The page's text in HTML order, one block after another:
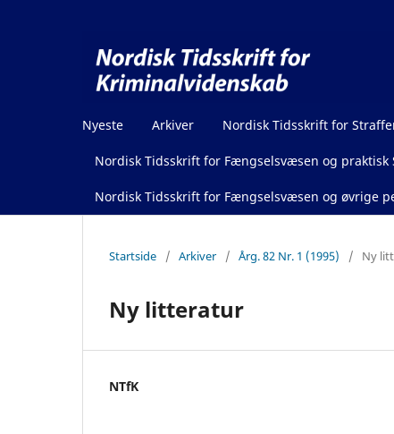
Nyeste Arkiver Nordisk Tidsskrift for
Nordisk Tidsskrift for Fængselsvæsen og praktisk
Nordisk Tidsskrift for Fængselsvæsen og øvrige
Startside / Arkiver / Årg. 82 Nr. 1 (1995) / Ny
Ny litteratur
NTfK